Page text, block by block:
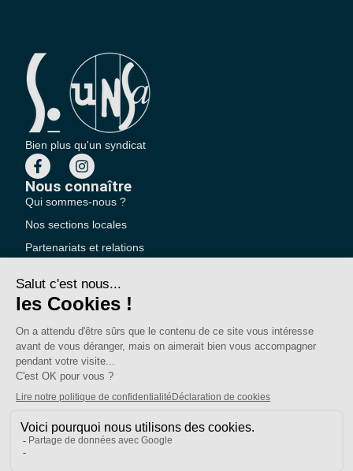
Bien plus qu'un syndicat
Nous connaître
Qui sommes-nous ?
Nos sections locales
Partenariats et relations
Pour vous
On vous accompagne
Une question ?
Pourquoi adhérer ?
Votre section locale
FAQ
Nous contacter
Votre espace
Adhérer au SE-UNSA